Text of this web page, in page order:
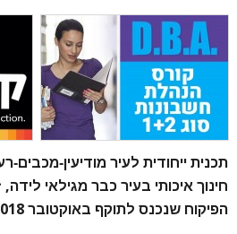
תכנית ייחודית לעיר מודיעין-
חינוך איכותי בעיר כבר מגילאי
הפיקוח שנכנס לתוקף באוקטובר 2018.